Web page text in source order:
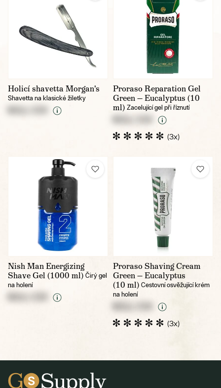
Holicí shavetta Morgan's
Shavetta na klasické žiletky
Proraso Reparation Gel
Green — Eucalyptus (10
ml) Zacelující gel při říznutí
(3x)
Nish Man Energizing
Shave Gel (1000 ml) Čirý gel
na holení
Proraso Shaving Cream
Green — Eucalyptus
(10 ml) Cestovní osvěžující krém
na holení
(3x)